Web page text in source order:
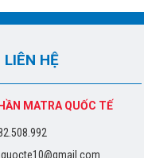
HỆ
MATRA QUỐC TẾ